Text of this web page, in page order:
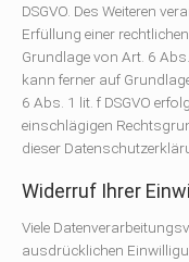
DSGVO. Des Weiteren
Erfüllung einer
Grundlage von Art. 6
kann ferner auf
6 Abs. 1 lit. f DSGVO
einschlägigen
dieser
Widerruf Ihrer
Viele
ausdrücklichen